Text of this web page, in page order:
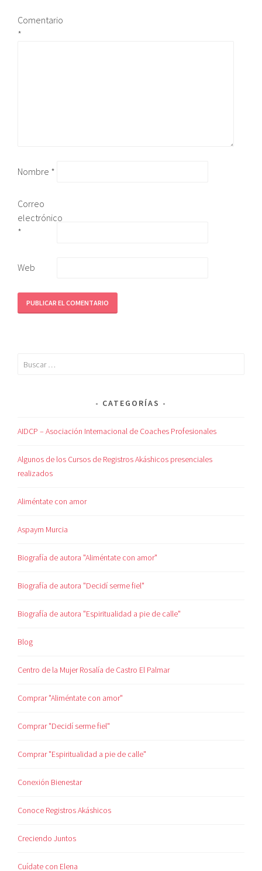
Comentario
*
Nombre *
Correo
electrónico
*
Web
CATEGORÍAS
AIDCP – Asociación Internacional de Coaches Profesionales
Algunos de los Cursos de Registros Akáshicos presenciales
realizados
Aliméntate con amor
Aspaym Murcia
Biografía de autora "Aliméntate con amor"
Biografía de autora "Decidí serme fiel"
Biografía de autora "Espiritualidad a pie de calle"
Blog
Centro de la Mujer Rosalía de Castro El Palmar
Comprar "Aliméntate con amor"
Comprar "Decidí serme fiel"
Comprar "Espiritualidad a pie de calle"
Conexión Bienestar
Conoce Registros Akáshicos
Creciendo Juntos
Cuídate con Elena